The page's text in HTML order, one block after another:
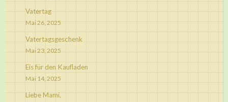
Vatertag
Mai 26, 2025
Vatertagsgeschenk
Mai 23, 2025
Eis für den Kaufladen
Mai 14, 2025
Liebe Mami,